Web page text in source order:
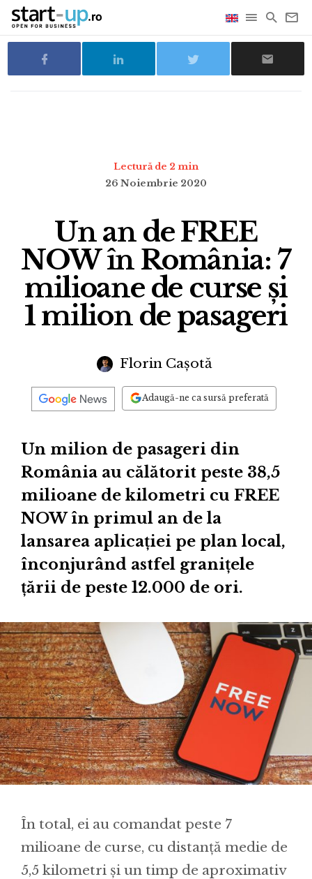
Lectură de 2 min
26 Noiembrie 2020
Un an de FREE
NOW în România: 7
milioane de curse și
1 milion de pasageri
Florin Cașotă
Adaugă-ne ca sursă preferată
Un milion de pasageri din
România au călătorit peste 38,5
milioane de kilometri cu FREE
NOW în primul an de la
lansarea aplicației pe plan local,
înconjurând astfel granițele
țării de peste 12.000 de ori.
În total, ei au comandat peste 7
milioane de curse, cu distanță medie de
5,5 kilometri și un timp de aproximativ